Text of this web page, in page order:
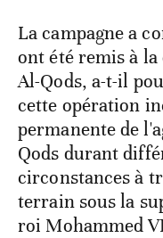
La campagne a
ont été remis à
Al-Qods, a-t-il
cette opération
permanente de
Qods durant
circonstances à
terrain sous la
roi Mohammed